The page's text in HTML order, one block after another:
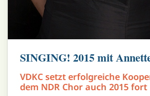
SINGING! 2015 mit
VDKC setzt erfolgreiche
dem NDR Chor auch 2015 fort